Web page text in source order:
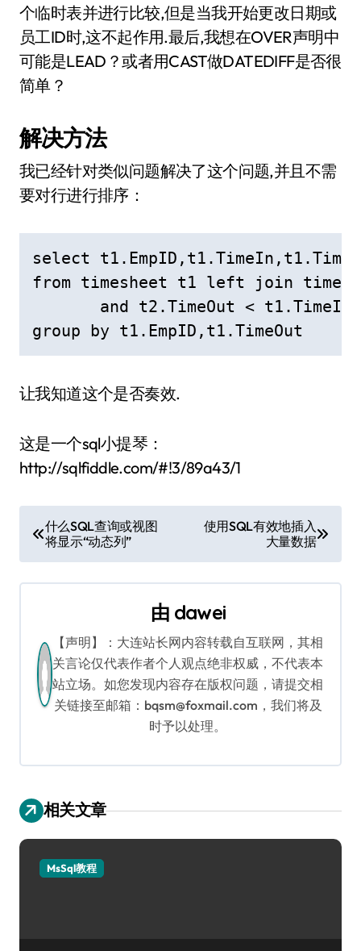
个临时表并进行比较,但是当我开始更改日期或
员工ID时,这不起作用.最后,我想在OVER声明中
可能是LEAD？或者用CAST做DATEDIFF是否很
简单？
解决方法
我已经针对类似问题解决了这个问题,并且不需
要对行进行排序：
select
from timesheet t1 left join
       and t2.TimeOut < t1.TimeIn
group by t1.EmpID,t1.TimeOut
让我知道这个是否奏效.
这是一个sql小提琴：
http://sqlfiddle.com/#!3/89a43/1
文
章
导
什么SQL查询或视图
将显示“动态列”
使用SQL有效地插入
大量数据
由 dawei
【声明】：大连站长网内容转载自互联网，其相
关言论仅代表作者个人观点绝非权威，不代表本
站立场。如您发现内容存在版权问题，请提交相
关链接至邮箱：bqsm@foxmail.com，我们将及
时予以处理。
相关文章
MsSql教程